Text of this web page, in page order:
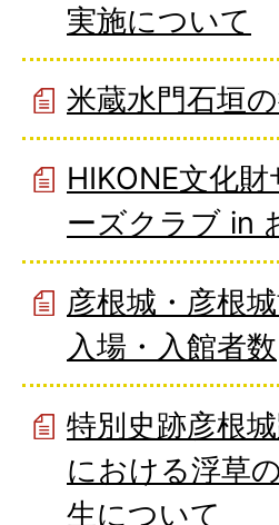
実施について
米蔵水門石垣
HIKONE文化財
ーズクラブ in
彦根城・彦根
入場・入館者数
特別史跡彦根
における浮草
生について